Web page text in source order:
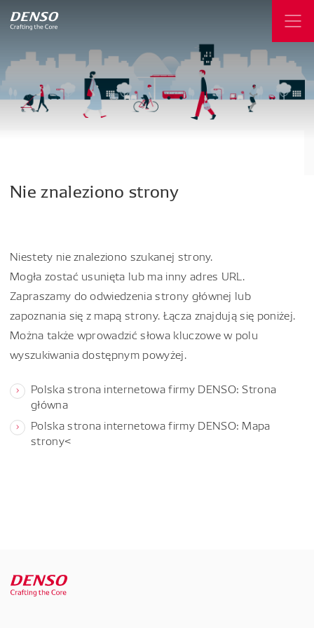
Nie znaleziono strony
Niestety nie znaleziono szukanej strony.
Mogła zostać usunięta lub ma inny adres URL.
Zapraszamy do odwiedzenia strony głównej lub
zapoznania się z mapą strony. Łącza znajdują się poniżej.
Można także wprowadzić słowa kluczowe w polu
wyszukiwania dostępnym powyżej.
Polska strona internetowa firmy DENSO: Strona
główna
Polska strona internetowa firmy DENSO: Mapa
strony<